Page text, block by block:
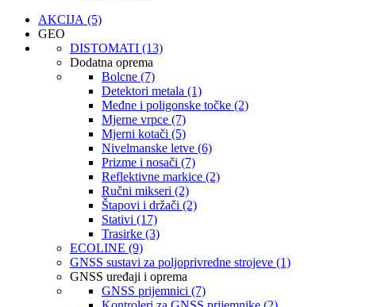
AKCIJA (5)
GEO
DISTOMATI (13)
Dodatna oprema
Bolcne (7)
Detektori metala (1)
Međne i poligonske točke (2)
Mjerne vrpce (7)
Mjerni kotači (5)
Nivelmanske letve (6)
Prizme i nosači (7)
Reflektivne markice (2)
Ručni mikseri (2)
Štapovi i držači (2)
Stativi (17)
Trasirke (3)
ECOLINE (9)
GNSS sustavi za poljoprivredne strojeve (1)
GNSS uređaji i oprema
GNSS prijemnici (7)